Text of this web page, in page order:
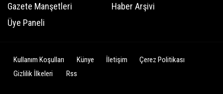
Gazete Manşetleri
Haber Arşivi
Üye Paneli
Kullanım Koşulları Künye İletişim
Çerez Politikası
Gizlilik İlkeleri
Rss